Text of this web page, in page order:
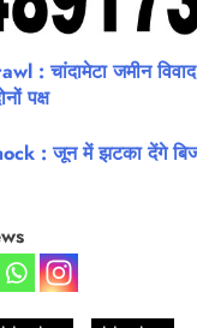
: चांदामेटा जमीन
पक्ष
: जून में झटका देंगे